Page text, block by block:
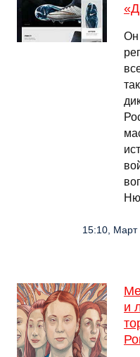
Он
15:10, Март
и